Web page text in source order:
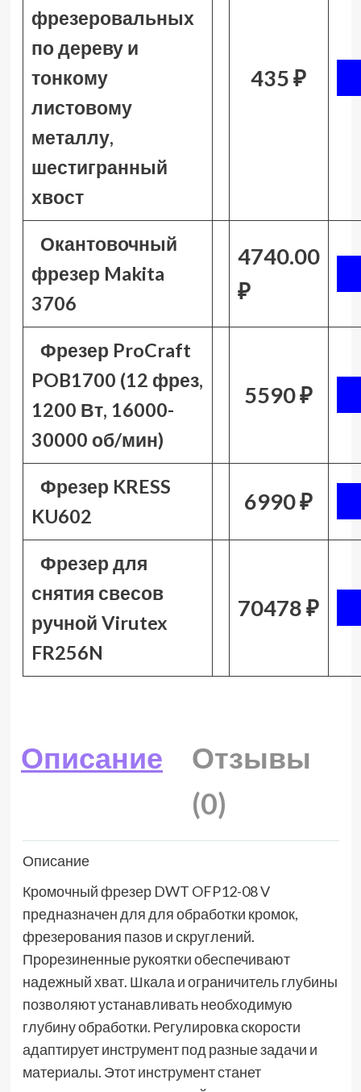
фрезеровальных
по дереву и
тонкому
листовому
металлу,
шестигранный
хвост
435 ₽
Окантовочный
фрезер Makita
3706
4740.00
₽
Фрезер ProCraft
POB1700 (12 фрез,
1200 Вт, 16000-
30000 об/мин)
5590 ₽
Фрезер KRESS
KU602
6990 ₽
Фрезер для
снятия свесов
ручной Virutex
FR256N
70478 ₽
Описание
Отзывы
(0)
Описание
Кромочный фрезер DWT OFP12-08 V
предназначен для для обработки кромок,
фрезерования пазов и скруглений.
Прорезиненные рукоятки обеспечивают
надежный хват. Шкала и ограничитель глубины
позволяют устанавливать необходимую
глубину обработки. Регулировка скорости
адаптирует инструмент под разные задачи и
материалы. Этот инструмент станет